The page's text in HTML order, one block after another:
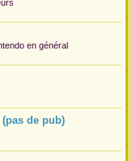
en général
de pub)